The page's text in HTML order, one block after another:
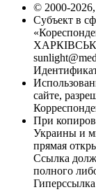
© 2000-
Субъект в
сайте,
При
Украины и
прямая
Ссылка
полного